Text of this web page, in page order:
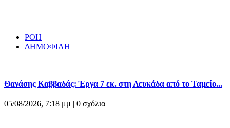
ΡΟΗ
ΔΗΜΟΦΙΛΗ
Θανάσης Καββαδάς: Έργα 7 εκ. στη Λευκάδα από το Ταμείο...
05/08/2026, 7:18 μμ | 0 σχόλια